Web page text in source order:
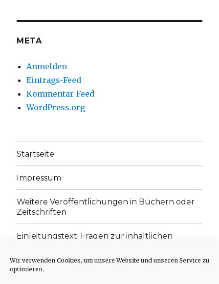
Wir verwenden Cookies, um unsere Website und unseren Service zu
optimieren.
anzeigenanzeigen
META
Anmelden
Eintrags-Feed
Kommentar-Feed
WordPress.org
Startseite
Impressum
Weitere Veröffentlichungen in Büchern oder
Zeitschriften
Einleitungstext: Fragen zur inhaltlichen
„schwachen Glaubens“